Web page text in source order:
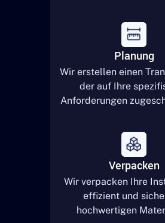
Planung
Wir erstellen einen
der auf Ihre
Anforderungen
Verpacken
Wir verpacken Ihre
effizient und
hochwertigen